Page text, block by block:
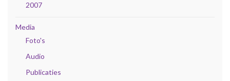
2007
Media
Foto's
Audio
Publicaties